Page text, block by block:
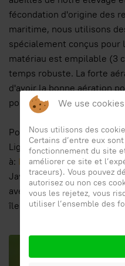
fécondation d'origine des
maritime, nous utilisons
spécialement conçus
matériau est empilable (3
temps robuste. La forte
d'avoir la bonne aération
pouvoir compter sur la
Pour plus d'informations
Ligustic Queen Bees,
à:
JavaScript pour l'afficher..
avec livraison garantie en
îles).
We use cookies
Nous utilisons des
Certains d’entre eux
fonctionnement du site
améliorer ce site et
traceurs). Vous pouvez
autorisez ou non ces
vous les rejetez, vous
utiliser l’ensemble des